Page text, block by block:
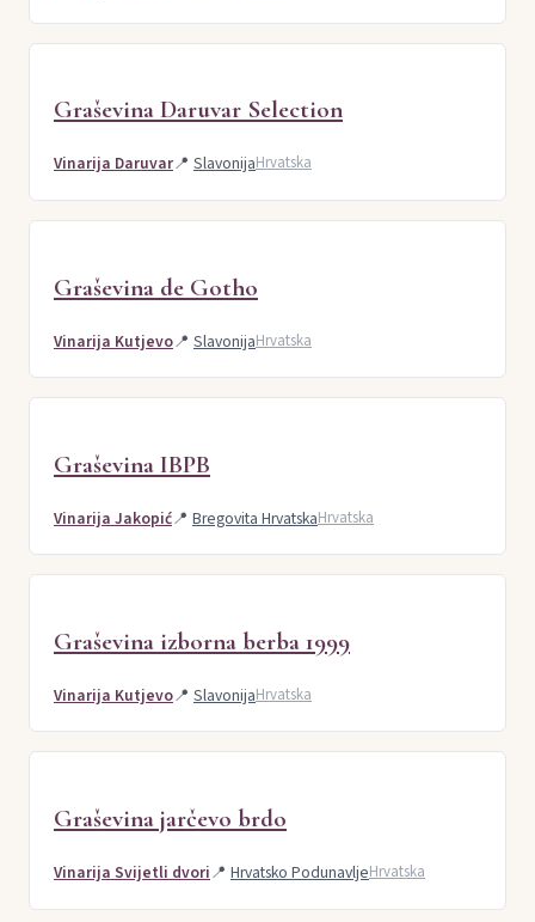
Graševina Daruvar Selection
Vinarija Daruvar📍 SlavonijaHrvatska
Graševina de Gotho
Vinarija Kutjevo📍 SlavonijaHrvatska
Graševina IBPB
Vinarija Jakopić📍 Bregovita HrvatskaHrvatska
Graševina izborna berba 1999
Vinarija Kutjevo📍 SlavonijaHrvatska
Graševina jarčevo brdo
Vinarija Svijetli dvori📍 Hrvatsko PodunavljeHrvatska